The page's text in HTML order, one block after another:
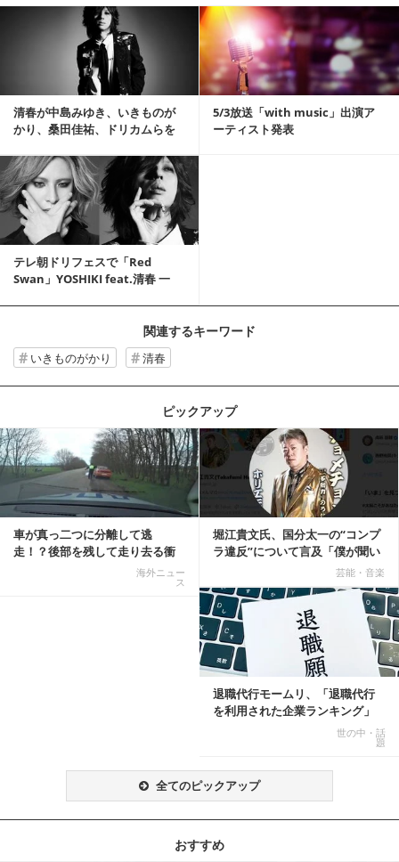
清春が中島みゆき、いきものが
かり、桑田佳祐、ドリカムらを
5/3放送「with music」出演ア
ーティスト発表
テレ朝ドリフェスで「Red
Swan」YOSHIKI feat.清春 一
関連するキーワード
いきものがかり 清春
ピックアップ
車が真っ二つに分離して逃
走！？後部を残して走り去る衝
海外ニュー
ス
堀江貴文氏、国分太一の“コンプ
ラ違反”について言及「僕が聞い
芸能・音楽
記事を読む
退職代行モームリ、「退職代行
を利用された企業ランキング」
世の中・話
題
全てのピックアップ
おすすめ